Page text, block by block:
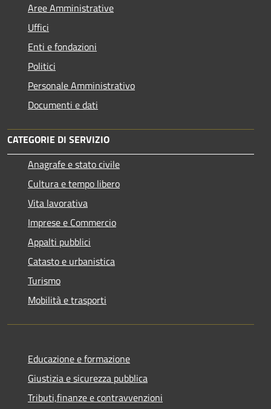
Aree Amministrative
Uffici
Enti e fondazioni
Politici
Personale Amministrativo
Documenti e dati
CATEGORIE DI SERVIZIO
Anagrafe e stato civile
Cultura e tempo libero
Vita lavorativa
Imprese e Commercio
Appalti pubblici
Catasto e urbanistica
Turismo
Mobilità e trasporti
Educazione e formazione
Giustizia e sicurezza pubblica
Tributi,finanze e contravvenzioni